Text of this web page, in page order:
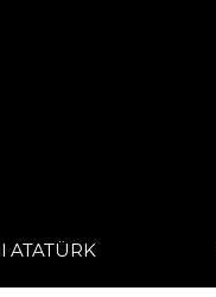
ATATÜRK